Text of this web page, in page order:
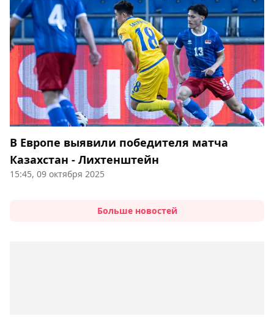
В Европе выявили победителя матча
Казахстан - Лихтенштейн
15:45, 09 октября 2025
Больше новостей